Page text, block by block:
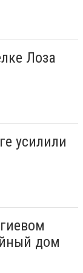
Лоза
усилили
дом